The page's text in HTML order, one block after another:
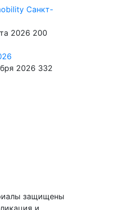
Санкт-
2026 200
2026 332
защищены
и